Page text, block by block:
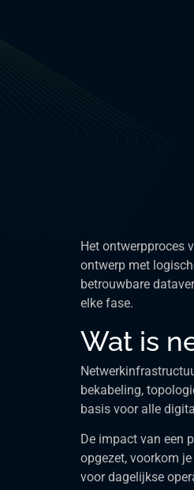
Het ontwerpproces
ontwerp met
betrouwbare
elke fase.
Wat is
bekabeling,
basis voor alle
De impact van een
opgezet, voorkom
voor dagelijkse